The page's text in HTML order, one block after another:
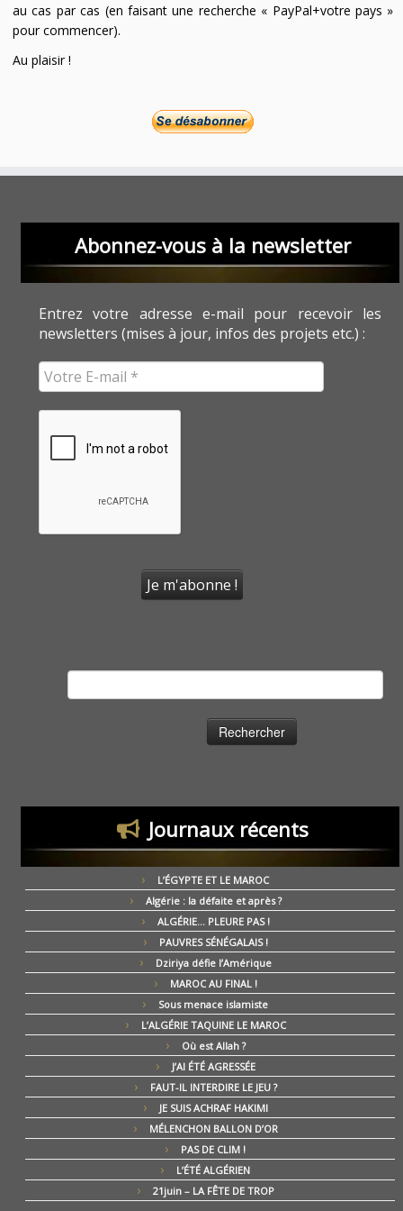
au cas par cas (en faisant une recherche « PayPal+votre pays »
pour commencer).
Au plaisir !
Abonnez-vous à la newsletter
Entrez votre adresse e-mail pour recevoir les
newsletters (mises à jour, infos des projets etc.) :
Journaux récents
L’ÉGYPTE ET LE MAROC
Algérie : la défaite et après ?
ALGÉRIE… PLEURE PAS !
PAUVRES SÉNÉGALAIS !
Dziriya défie l’Amérique
MAROC AU FINAL !
Sous menace islamiste
L’ALGÉRIE TAQUINE LE MAROC
Où est Allah ?
J’AI ÉTÉ AGRESSÉE
FAUT-IL INTERDIRE LE JEU ?
JE SUIS ACHRAF HAKIMI
MÉLENCHON BALLON D’OR
PAS DE CLIM !
L’ÉTÉ ALGÉRIEN
21juin – LA FÊTE DE TROP